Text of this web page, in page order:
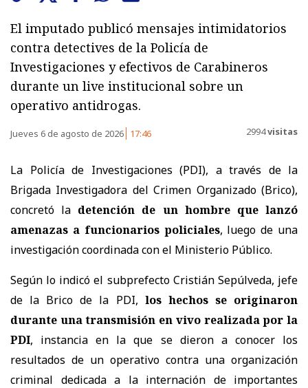
El imputado publicó mensajes intimidatorios
contra detectives de la Policía de
Investigaciones y efectivos de Carabineros
durante un live institucional sobre un
operativo antidrogas.
Jueves 6 de agosto de 2026 17:46 2994visitas
La Policía de Investigaciones (PDI), a través de la
Brigada Investigadora del Crimen Organizado (Brico),
concretó la detención de un hombre que lanzó
amenazas a funcionarios policiales, luego de una
investigación coordinada con el Ministerio Público.
Según lo indicó el subprefecto Cristián Sepúlveda, jefe
de la Brico de la PDI, los hechos se originaron
durante una transmisión en vivo realizada por la
PDI, instancia en la que se dieron a conocer los
resultados de un operativo contra una organización
criminal dedicada a la internación de importantes